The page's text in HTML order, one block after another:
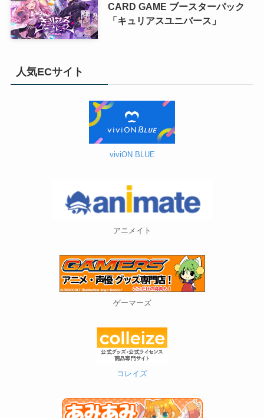
CARD GAME ブースターパック
「キュリアスユニバース」
人気ECサイト
viviON BLUE
アニメイト
ゲーマーズ
コレイズ